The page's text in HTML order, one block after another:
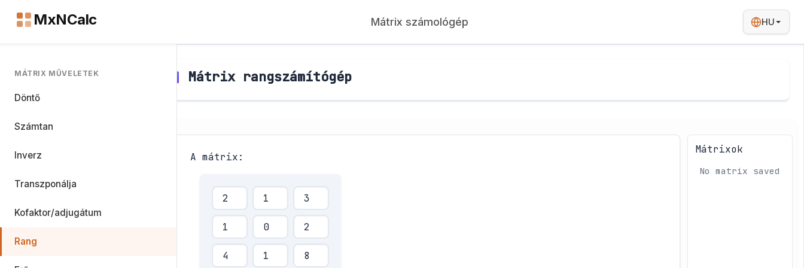
MxNCalc Mátrix számológép HU
MÁTRIX MŰVELETEK
Döntő
Számtan
Inverz
Transzponálja
Kofaktor/adjugátum
Rang
Mátrix rangszámítógép
A mátrix:
Mátrixok
No matrix saved